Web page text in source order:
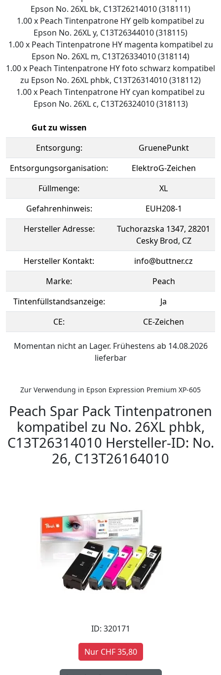
Epson No. 26XL bk, C13T26214010 (318111)
1.00 x Peach Tintenpatrone HY gelb kompatibel zu
Epson No. 26XL y, C13T26344010 (318115)
1.00 x Peach Tintenpatrone HY magenta kompatibel zu
Epson No. 26XL m, C13T26334010 (318114)
1.00 x Peach Tintenpatrone HY foto schwarz kompatibel
zu Epson No. 26XL phbk, C13T26314010 (318112)
1.00 x Peach Tintenpatrone HY cyan kompatibel zu
Epson No. 26XL c, C13T26324010 (318113)
Gut zu wissen
Entsorgung:
GruenePunkt
Entsorgungsorganisation:
ElektroG-Zeichen
Füllmenge:
XL
Gefahrenhinweis:
EUH208-1
Hersteller Adresse:
Tuchorazska 1347, 28201
Cesky Brod, CZ
Hersteller Kontakt:
info@buttner.cz
Marke:
Peach
Tintenfüllstandsanzeige:
Ja
CE:
CE-Zeichen
Momentan nicht an Lager. Frühestens ab 14.08.2026
lieferbar
Zur Verwendung in Epson Expression Premium XP-605
Peach Spar Pack Tintenpatronen
kompatibel zu No. 26XL phbk,
C13T26314010 Hersteller-ID: No.
26, C13T26164010
ID: 320171
Nur CHF 35,80